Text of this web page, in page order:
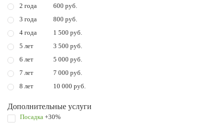
2 года
600 руб.
3 года
800 руб.
4 года
1 500 руб.
5 лет
3 500 руб.
6 лет
5 000 руб.
7 лет
7 000 руб.
8 лет
10 000 руб.
Дополнительные услуги
Посадка +30%